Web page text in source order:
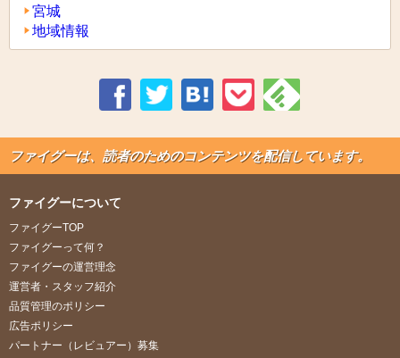
宮城
地域情報
ファイグーは、読者のためのコンテンツを配信しています。
ファイグーについて
ファイグーTOP
ファイグーって何？
ファイグーの運営理念
運営者・スタッフ紹介
品質管理のポリシー
広告ポリシー
パートナー（レビュアー）募集